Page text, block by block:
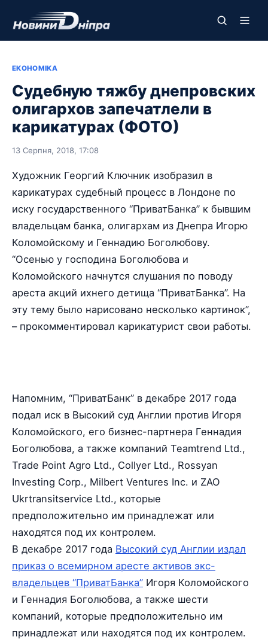
ЕКОНОМІКА
Судебную тяжбу днепровских
олигархов запечатлели в
карикатурах (ФОТО)
13 Серпня, 2018, 17:08
Художник Георгий Ключник изобразил в
карикатурах судебный процесс в Лондоне по
иску государственного “ПриватБанка” к бывшим
владельцам банка, олигархам из Днепра Игорю
Коломойскому и Геннадию Боголюбову.
“Осенью у господина Боголюбова и
Коломойского начнутся слушания по поводу
ареста акций ихнего детища “ПриватБанка”. На
эту тему было нарисовано несколько картинок”,
– прокомментировал карикатурист свои работы.
Напомним, “ПриватБанк” в декабре 2017 года
подал иск в Высокий суд Англии против Игоря
Коломойского, его бизнес-партнера Геннадия
Боголюбова, а также компаний Teamtrend Ltd.,
Trade Point Agro Ltd., Collyer Ltd., Rossyan
Investing Corp., Milbert Ventures Inc. и ZAO
Ukrtransitservice Ltd., которые
предположительно им принадлежат или
находятся под их контролем.
В декабре 2017 года Высокий суд Англии издал
приказ о всемирном аресте активов экс-
владельцев “ПриватБанка” Игоря Коломойского
и Геннадия Боголюбова, а также шести
компаний, которые предположительно им
принадлежат или находятся под их контролем.